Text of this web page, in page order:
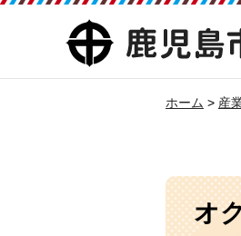
鹿児島市
ホーム > 産
オ